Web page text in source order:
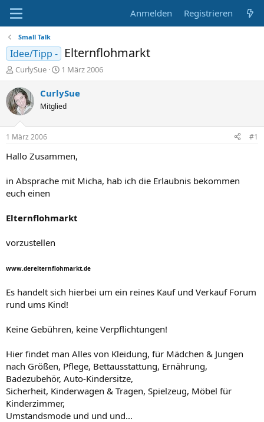
Anmelden Registrieren
Small Talk
Idee/Tipp - Elternflohmarkt
E
r
s
t
e
l
e
r
CurlySue
E
r
s
t
e
t
a
1 März 2006
CurlySue
Mitglied
1 März 2006 #1
Hallo Zusammen,
in Absprache mit Micha, hab ich die Erlaubnis bekommen
euch einen
Elternflohmarkt
vorzustellen
www.derelternflohmarkt.de
Es handelt sich hierbei um ein reines Kauf und Verkauf Forum
rund ums Kind!
Keine Gebühren, keine Verpflichtungen!
Hier findet man Alles von Kleidung, für Mädchen & Jungen
nach Größen, Pflege, Bettausstattung, Ernährung,
Badezubehör, Auto-Kindersitze,
Sicherheit, Kinderwagen & Tragen, Spielzeug, Möbel für
Kinderzimmer,
Umstandsmode und und und...